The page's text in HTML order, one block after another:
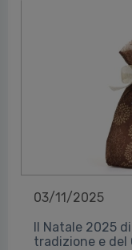
03/11/2025
Il Natale 2025
tradizione e del